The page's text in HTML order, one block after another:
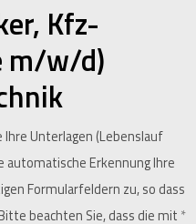
Kfz-
m/w/d)
Unterlagen (Lebenslauf
automatische Erkennung Ihre
Formularfeldern zu, so dass
beachten Sie, dass die mit *